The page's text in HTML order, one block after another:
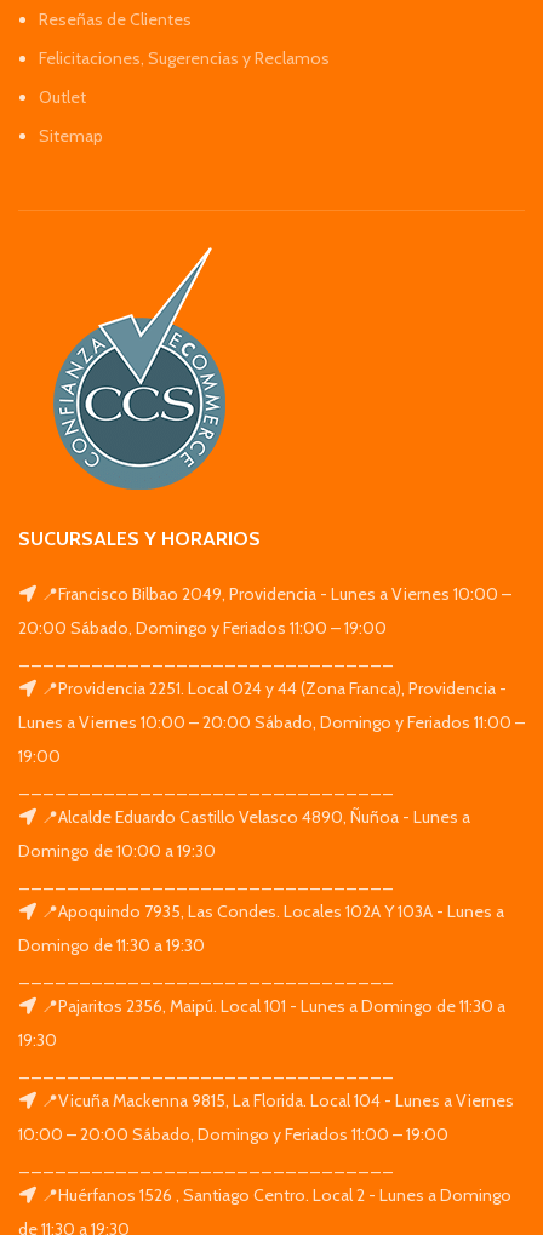
Reseñas de Clientes
Felicitaciones, Sugerencias y Reclamos
Outlet
Sitemap
SUCURSALES Y HORARIOS
📍Francisco Bilbao 2049, Providencia - Lunes a Viernes 10:00 –
20:00 Sábado, Domingo y Feriados 11:00 – 19:00
📍Providencia 2251. Local 024 y 44 (Zona Franca), Providencia -
Lunes a Viernes 10:00 – 20:00 Sábado, Domingo y Feriados 11:00 –
19:00
📍Alcalde Eduardo Castillo Velasco 4890, Ñuñoa - Lunes a
Domingo de 10:00 a 19:30
📍Apoquindo 7935, Las Condes. Locales 102A Y 103A - Lunes a
Domingo de 11:30 a 19:30
📍Pajaritos 2356, Maipú. Local 101 - Lunes a Domingo de 11:30 a
19:30
📍Vicuña Mackenna 9815, La Florida. Local 104 - Lunes a Viernes
10:00 – 20:00 Sábado, Domingo y Feriados 11:00 – 19:00
📍Huérfanos 1526 , Santiago Centro. Local 2 - Lunes a Domingo
de 11:30 a 19:30